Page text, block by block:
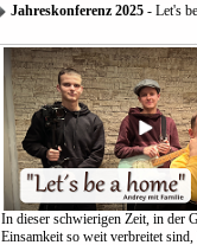
Jahreskonferenz 2025- Let's
In dieser schwierigen Zeit, in der
Einsamkeit so weit verbreitet